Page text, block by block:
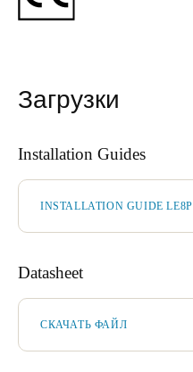
Загрузки
Installation Guides
INSTALLATION GUIDE LE8P
Datasheet
СКАЧАТЬ ФАЙЛ